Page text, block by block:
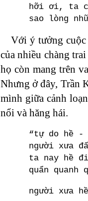
hỡi ơi, ta
sao lòng
Với ý tưởng
của nhiều chàng
họ còn mang trên
Nhưng ở đây, Trần
mình giữa cảnh
nổi và hăng hái.
“tự do hề -
người xưa
ta nay hề
quẩn quanh
người xưa